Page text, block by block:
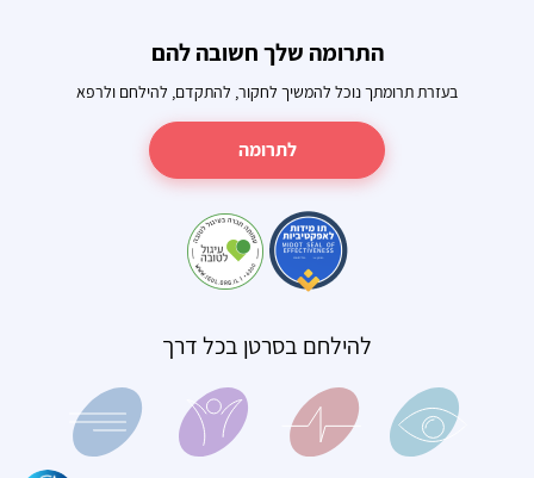
התרומה שלך חשובה להם
בעזרת תרומתך נוכל להמשיך לחקור, להתקדם, להילחם ולרפא
לתרומה
להילחם בסרטן בכל דרך